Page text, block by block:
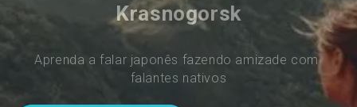
Krasnogorsk
Aprenda a falar japonês fazendo amizade com
falantes nativos